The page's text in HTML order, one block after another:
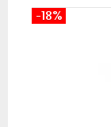
-18%